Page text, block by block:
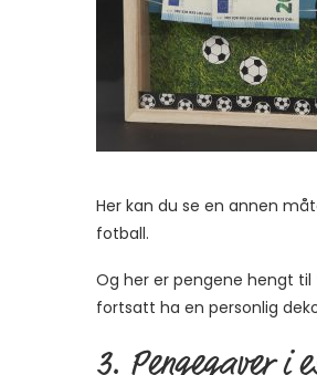
Her kan du se en annen
fotball.
Og her er pengene hengt
fortsatt ha en personlig
3. Pengegaver i